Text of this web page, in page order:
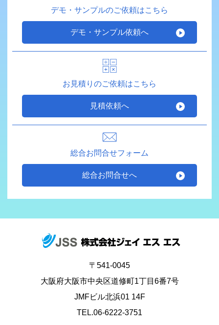
デモ・サンプルのご依頼はこちら
デモ・サンプル依頼へ
お見積りのご依頼はこちら
見積依頼へ
総合お問合せフォーム
総合お問合せへ
〒541-0045
大阪府大阪市中央区道修町1丁目6番7号
JMFビル北浜01 14F
TEL.06-6222-3751